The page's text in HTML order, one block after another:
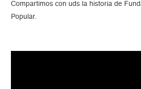
Compartimos con uds la historia de
Popular.